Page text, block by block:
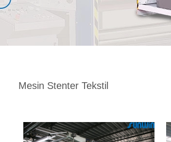
Mesin Stenter Tekstil